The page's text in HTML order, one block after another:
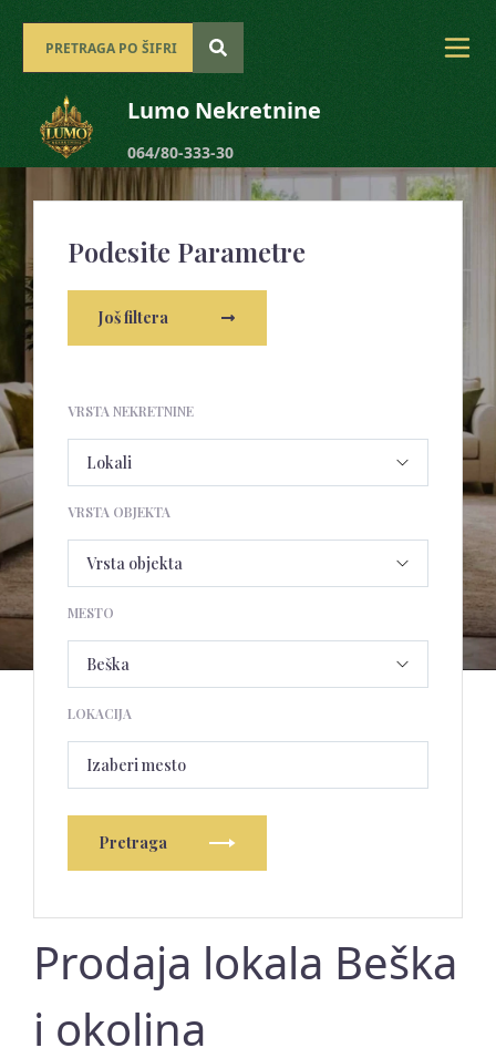
Lumo Nekretnine
064/80-333-30
Podesite Parametre
Još filtera
VRSTA NEKRETNINE
VRSTA OBJEKTA
MESTO
LOKACIJA
Izaberi mesto
Pretraga
Prodaja lokala Beška
i okolina